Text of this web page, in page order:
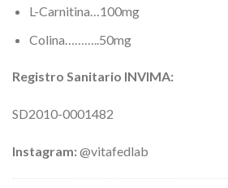
L-Carnitina…100mg
Colina………..50mg
Registro Sanitario INVIMA:
SD2010-0001482
Instagram:@vitafedlab